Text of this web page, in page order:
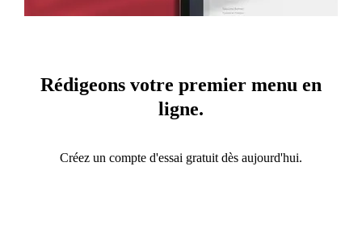
Rédigeons votre premier menu en
ligne.
Créez un compte d'essai gratuit dès aujourd'hui.